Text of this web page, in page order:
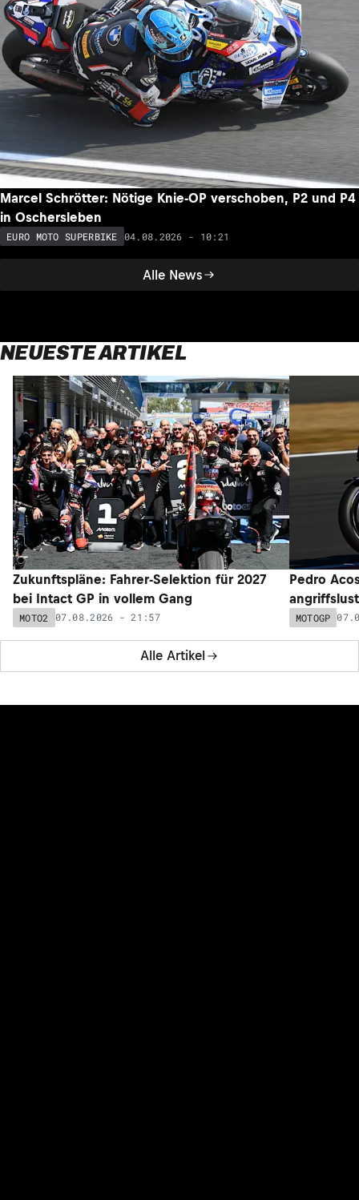
Alle News
Marcel Schrötter: Nötige Knie-OP verschoben, P2 und P4
in Oschersleben
EURO MOTO SUPERBIKE 04.08.2026 - 10:21
NEUESTE ARTIKEL
Alle Artikel
Zukunftspläne: Fahrer-Selektion für 2027
bei Intact GP in vollem Gang
MOTO2 07.08.2026 - 21:57
Pedro
MOTOGP